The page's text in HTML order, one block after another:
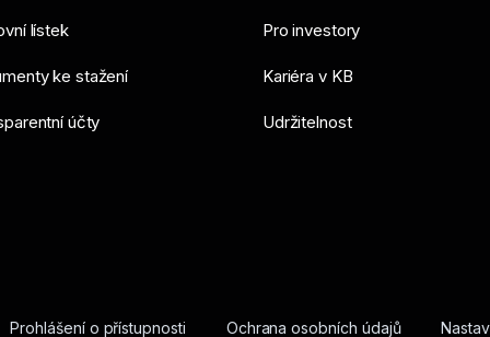
lístek
ke stažení
účty
Pro investory
Kariéra v KB
Udržitelnost
Prohlášení o přístupnosti Ochrana osobních údajů